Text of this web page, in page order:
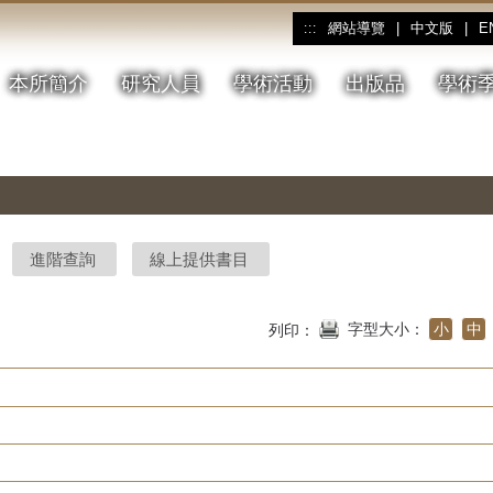
::: 網站導覽 中文版
本所簡介 研究人員 學術活動 出版品 學術
進階查詢 線上提供書目
列印： 字型大小： 小 中